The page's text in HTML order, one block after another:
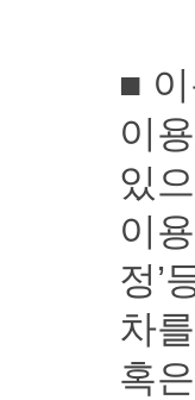
■
이
있
이
정’
차
혹